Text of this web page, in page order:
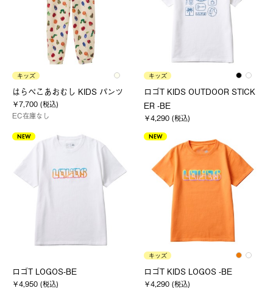
キッズ
はらぺこあおむし KIDS パンツ
￥7,700 (税込)
EC在庫なし
キッズ
ロゴT KIDS OUTDOOR STICK
ER -BE
￥4,290 (税込)
NEW
ロゴT LOGOS-BE
￥4,950 (税込)
NEW
キッズ
ロゴT KIDS LOGOS -BE
￥4,290 (税込)